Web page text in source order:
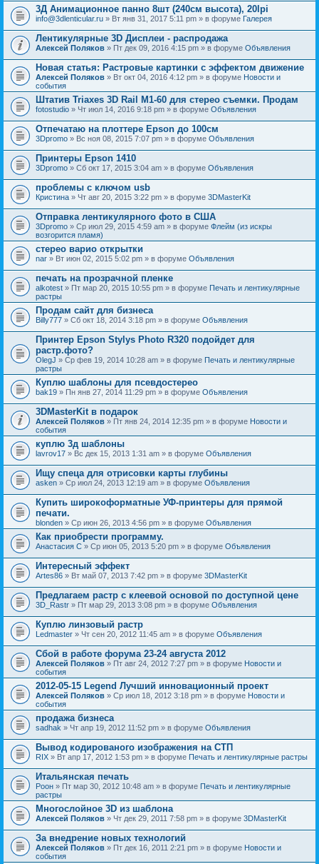
3Д Анимационное панно 8шт (240см высота), 20lpi
info@3dlenticular.ru » Вт янв 31, 2017 5:11 pm » в форуме Галерея
Лентикулярные 3D Дисплеи - распродажа
Алексей Поляков » Пт дек 09, 2016 4:15 pm » в форуме Объявления
Новая статья: Растровые картинки с эффектом движение
Алексей Поляков » Вт окт 04, 2016 4:12 pm » в форуме Новости и
события
Штатив Triaxes 3D Rail M1-60 для стерео съемки. Продам
fotostudio » Чт июл 14, 2016 9:18 pm » в форуме Объявления
Отпечатаю на плоттере Epson до 100см
3Dpromo » Вс ноя 08, 2015 7:07 pm » в форуме Объявления
Принтеры Epson 1410
3Dpromo » Сб окт 17, 2015 3:04 am » в форуме Объявления
проблемы с ключом usb
Кристина » Чт авг 20, 2015 3:22 pm » в форуме 3DMasterKit
Отправка лентикулярного фото в США
3Dpromo » Ср июл 29, 2015 4:59 am » в форуме Флейм (из искры
возгорится пламя)
стерео варио открытки
nar » Вт июн 02, 2015 5:02 pm » в форуме Объявления
печать на прозрачной пленке
alkotest » Пт мар 20, 2015 10:55 pm » в форуме Печать и лентикулярные
растры
Продам сайт для бизнеса
Billy777 » Сб окт 18, 2014 3:18 pm » в форуме Объявления
Принтер Epson Stylys Photo R320 подойдет для
растр.фото?
OlegJ » Ср фев 19, 2014 10:28 am » в форуме Печать и лентикулярные
растры
Куплю шаблоны для псевдостерео
bak19 » Пн янв 27, 2014 11:29 pm » в форуме Объявления
3DMasterKit в подарок
Алексей Поляков » Пт янв 24, 2014 12:35 pm » в форуме Новости и
события
куплю 3д шаблоны
lavrov17 » Вс дек 15, 2013 1:31 am » в форуме Объявления
Ищу спеца для отрисовки карты глубины
asken » Ср июл 24, 2013 12:19 am » в форуме Объявления
Купить широкоформатные УФ-принтеры для прямой
печати.
blonden » Ср июн 26, 2013 4:56 pm » в форуме Объявления
Как приобрести программу.
Анастасия С » Ср июн 05, 2013 5:20 pm » в форуме Объявления
Интересный эффект
Artes86 » Вт май 07, 2013 7:42 pm » в форуме 3DMasterKit
Предлагаем растр с клеевой основой по доступной цене
3D_Rastr » Пт мар 29, 2013 3:08 pm » в форуме Объявления
Куплю линзовый растр
Ledmaster » Чт сен 20, 2012 11:45 am » в форуме Объявления
Сбой в работе форума 23-24 августа 2012
Алексей Поляков » Пт авг 24, 2012 7:27 pm » в форуме Новости и
события
2012-05-15 Legend Лучший инновационный проект
Алексей Поляков » Ср июл 18, 2012 3:18 pm » в форуме Новости и
события
продажа бизнеса
sadhak » Чт апр 19, 2012 11:52 pm » в форуме Объявления
Вывод кодированого изображения на СТП
RIX » Вт апр 17, 2012 1:53 pm » в форуме Печать и лентикулярные растры
Итальянская печать
Pоон » Пт мар 30, 2012 10:48 am » в форуме Печать и лентикулярные
растры
Многослойное 3D из шаблона
Алексей Поляков » Чт дек 29, 2011 7:58 pm » в форуме 3DMasterKit
За внедрение новых технологий
Алексей Поляков » Пт дек 16, 2011 2:21 pm » в форуме Новости и
события